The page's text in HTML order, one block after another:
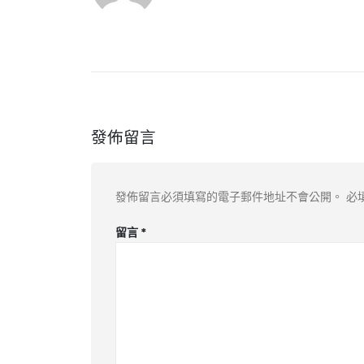
發佈留言
發佈留言必須填寫的電子郵件地址不會公開。 必
留言 *